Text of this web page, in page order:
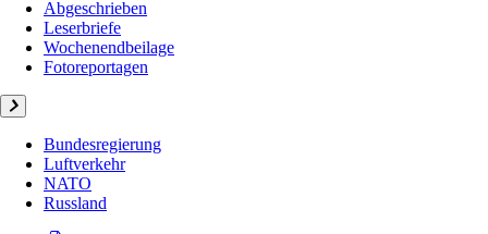
Abgeschrieben
Leserbriefe
Wochenendbeilage
Fotoreportagen
Bundesregierung
Luftverkehr
NATO
Russland